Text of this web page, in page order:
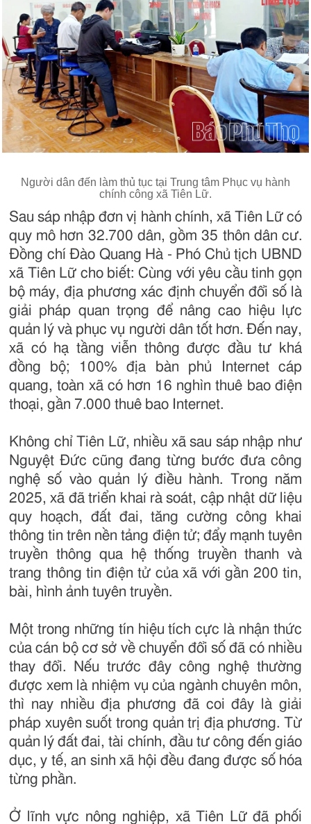
Người dân đến làm thủ tục tại Trung tâm Phục vụ hành
chính công xã Tiên Lữ.
Sau sáp nhập đơn vị hành chính, xã Tiên Lữ có
quy mô hơn 32.700 dân, gồm 35 thôn dân cư.
Đồng chí Đào Quang Hà - Phó Chủ tịch UBND
xã Tiên Lữ cho biết: Cùng với yêu cầu tinh gọn
bộ máy, địa phương xác định chuyển đổi số là
giải pháp quan trọng để nâng cao hiệu lực
quản lý và phục vụ người dân tốt hơn. Đến nay,
xã có hạ tầng viễn thông được đầu tư khá
đồng bộ; 100% địa bàn phủ Internet cáp
quang, toàn xã có hơn 16 nghìn thuê bao điện
thoại, gần 7.000 thuê bao Internet.
Không chỉ Tiên Lữ, nhiều xã sau sáp nhập như
Nguyệt Đức cũng đang từng bước đưa công
nghệ số vào quản lý điều hành. Trong năm
2025, xã đã triển khai rà soát, cập nhật dữ liệu
quy hoạch, đất đai, tăng cường công khai
thông tin trên nền tảng điện tử; đẩy mạnh tuyên
truyền thông qua hệ thống truyền thanh và
trang thông tin điện tử của xã với gần 200 tin,
bài, hình ảnh tuyên truyền.
Một trong những tín hiệu tích cực là nhận thức
của cán bộ cơ sở về chuyển đổi số đã có nhiều
thay đổi. Nếu trước đây công nghệ thường
được xem là nhiệm vụ của ngành chuyên môn,
thì nay nhiều địa phương đã coi đây là giải
pháp xuyên suốt trong quản trị địa phương. Từ
quản lý đất đai, tài chính, đầu tư công đến giáo
dục, y tế, an sinh xã hội đều đang được số hóa
từng phần.
Ở lĩnh vực nông nghiệp, xã Tiên Lữ đã phối